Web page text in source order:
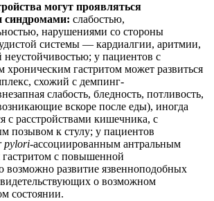
могут проявляться
слабостью,
нарушениями со стороны
системы — кардиалгии, аритмии,
неустойчивостью; у пациентов с
хроническим гастритом может развиться
схожий с демпинг-
слабость, бледность, потливость,
вскоре после еды), иногда
с расстройствами кишечника, с
позывом к стулу; у пациентов
pylori-ассоциированным антральным
с повышенной
возможно развитие язвенноподобных
о возможном
состоянии.